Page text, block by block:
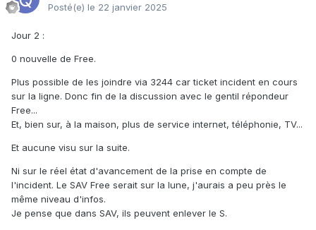
Posté(e) le 22 janvier 2025
Jour 2 :
0 nouvelle de Free.
Plus possible de les joindre via 3244 car ticket incident en cours
sur la ligne. Donc fin de la discussion avec le gentil répondeur
Free...
Et, bien sur, à la maison, plus de service internet, téléphonie, TV...
Et aucune visu sur la suite.
Ni sur le réel état d'avancement de la prise en compte de
l'incident. Le SAV Free serait sur la lune, j'aurais a peu près le
même niveau d'infos.
Je pense que dans SAV, ils peuvent enlever le S.